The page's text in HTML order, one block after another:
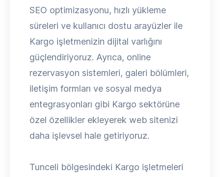
SEO optimizasyonu, hızlı yükleme
süreleri ve kullanıcı dostu arayüzler ile
Kargo işletmenizin dijital varlığını
güçlendiriyoruz. Ayrıca, online
rezervasyon sistemleri, galeri bölümleri,
iletişim formları ve sosyal medya
entegrasyonları gibi Kargo sektörüne
özel özellikler ekleyerek web sitenizi
daha işlevsel hale getiriyoruz.
Tunceli bölgesindeki Kargo işletmeleri